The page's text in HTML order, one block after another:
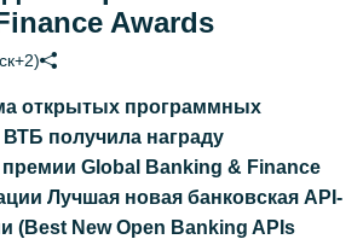
Awards
открытых программных
получила награду
Global Banking & Finance
Лучшая новая банковская API-
(Best New Open Banking APIs